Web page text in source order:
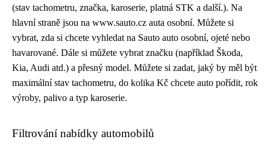
(stav tachometru, značka, karoserie, platná STK a další.). Na
hlavní straně jsou na www.sauto.cz auta osobní. Můžete si
vybrat, zda si chcete vyhledat na Sauto auto osobní, ojeté nebo
havarované. Dále si můžete vybrat značku (například Škoda,
Kia, Audi atd.) a přesný model. Můžete si zadat, jaký by měl být
maximální stav tachometru, do kolika Kč chcete auto pořídit, rok
výroby, palivo a typ karoserie.
Filtrování nabídky automobilů